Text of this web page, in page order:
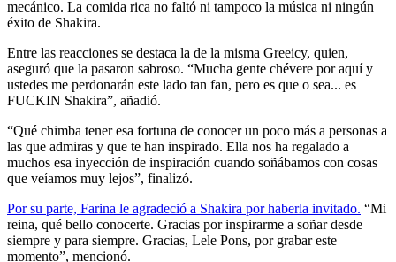
mecánico. La comida rica no faltó ni tampoco la música ni ningún
éxito de Shakira.
Entre las reacciones se destaca la de la misma Greeicy, quien,
aseguró que la pasaron sabroso. “Mucha gente chévere por aquí y
ustedes me perdonarán este lado tan fan, pero es que o sea... es
FUCKIN Shakira”, añadió.
“Qué chimba tener esa fortuna de conocer un poco más a personas a
las que admiras y que te han inspirado. Ella nos ha regalado a
muchos esa inyección de inspiración cuando soñábamos con cosas
que veíamos muy lejos”, finalizó.
Por su parte, Farina le agradeció a Shakira por haberla invitado. “Mi
reina, qué bello conocerte. Gracias por inspirarme a soñar desde
siempre y para siempre. Gracias, Lele Pons, por grabar este
momento”, mencionó.